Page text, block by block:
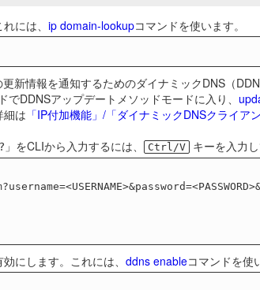
には、 ip domain-lookupコマンドを使います。
新情報を通知するためのダイナミックDNS（
でDDNSアップデートメソッドモードに入り、
細は 「IP付加機能」/「ダイナミックDNSクライアン
? 」をCLIから入力するには、 Ctrl/V キーを入力
にします。これには、 ddns enableコマンドを使